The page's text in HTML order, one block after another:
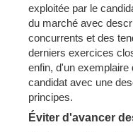
exploitée par le
du marché avec
concurrents et des
derniers exercices
enfin, d'un
candidat avec une
principes.
Éviter d'avancer